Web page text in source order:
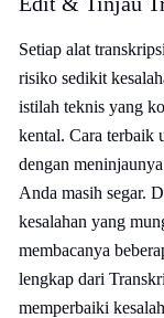
Setiap alat
risiko sedikit
istilah teknis yang
kental. Cara terbaik
dengan
Anda masih segar.
kesalahan yang
membacanya
lengkap dari
memperbaiki